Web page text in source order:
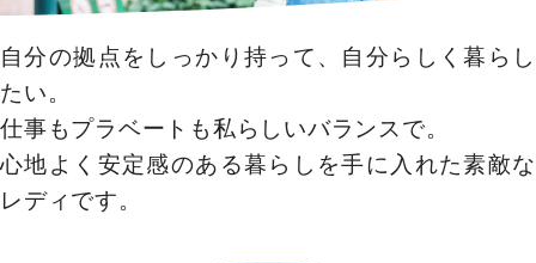
自分の拠点をしっかり持って、自分らしく暮らし
たい。
仕事もプラベートも私らしいバランスで。
心地よく安定感のある暮らしを手に入れた素敵な
レディです。